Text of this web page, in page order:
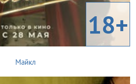
18+
Майкл